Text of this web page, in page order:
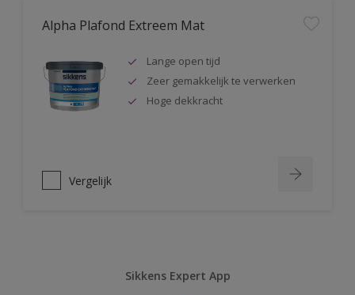
Alpha Plafond Extreem Mat
Lange open tijd
Zeer gemakkelijk te verwerken
Hoge dekkracht
Vergelijk
Sikkens Expert App